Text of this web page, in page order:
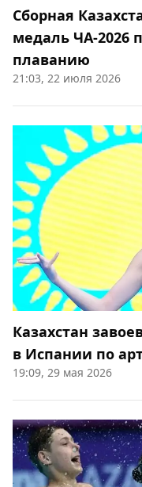
Сборная
медаль ЧА-2026
плаванию
21:03, 22 июля 2026
Казахстан
в Испании по
19:09, 29 мая 2026